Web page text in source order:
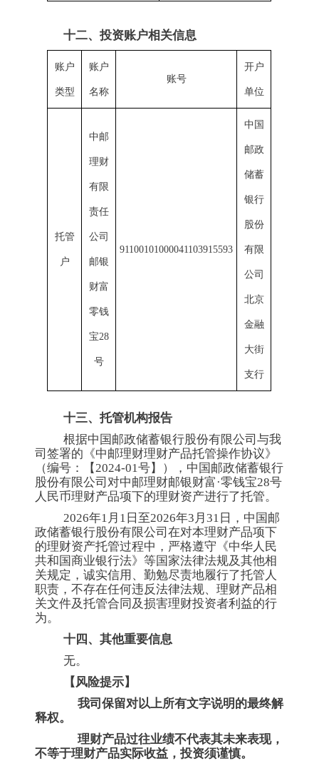
十二、投资账户相关信息
账户
类型
账户
名称
账号
开户
单位
托管
户
中邮
理财
有限
责任
公司
邮银
财富
零钱
宝28
号
91100101000041103915593
中国
邮政
储蓄
银行
股份
有限
公司
北京
金融
大街
支行
十三、托管机构报告
根据中国邮政储蓄银行股份有限公司与我
司签署的《中邮理财理财产品托管操作协议》
（编号：【2024-01号】），中国邮政储蓄银行
股份有限公司对中邮理财邮银财富·零钱宝28号
人民币理财产品项下的理财资产进行了托管。
2026年1月1日至2026年3月31日，中国邮
政储蓄银行股份有限公司在对本理财产品项下
的理财资产托管过程中，严格遵守《中华人民
共和国商业银行法》等国家法律法规及其他相
关规定，诚实信用、勤勉尽责地履行了托管人
职责，不存在任何违反法律法规、理财产品相
关文件及托管合同及损害理财投资者利益的行
为。
十四、其他重要信息
无。
【风险提示】
我司保留对以上所有文字说明的最终解
释权。
理财产品过往业绩不代表其未来表现，
不等于理财产品实际收益，投资须谨慎。